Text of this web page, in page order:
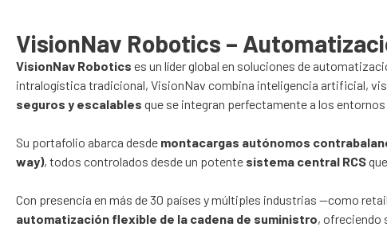
VisionNav Robotics –
VisionNav Robotics es un líder global en soluciones de
intralogística tradicional, VisionNav combina inteligencia artificial,
seguros y escalables que se integran perfectamente a los
Su portafolio abarca desde montacargas autónomos
way), todos controlados desde un potente sistema central RCS
Con presencia en más de 30 países y múltiples industrias —como
automatización flexible de la cadena de suministro, ofreciendo